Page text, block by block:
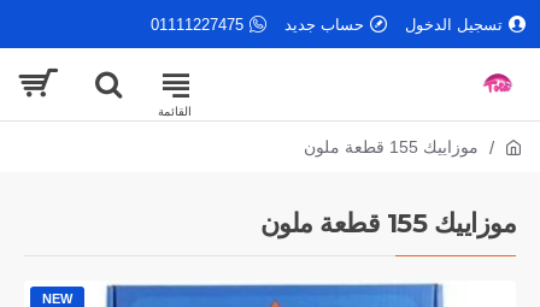
تسجيل الدخول حساب جديد 01111227475
موزاييك 155 قطعة ملون
موزاييك 155 قطعة ملون
NEW